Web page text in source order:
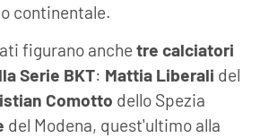
continentale.
figurano anche tre calciatori
Serie BKT: Mattia Liberali del
Comotto dello Spezia
del Modena, quest'ultimo alla